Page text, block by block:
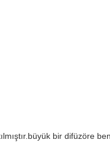
bir difüzöre